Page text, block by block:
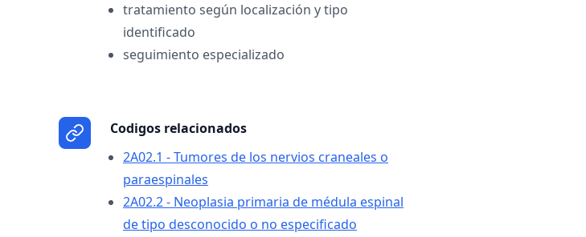
tratamiento según localización y tipo
identificado
seguimiento especializado
Codigos relacionados
2A02.1 - Tumores de los nervios craneales o
paraespinales
2A02.2 - Neoplasia primaria de médula espinal
de tipo desconocido o no especificado